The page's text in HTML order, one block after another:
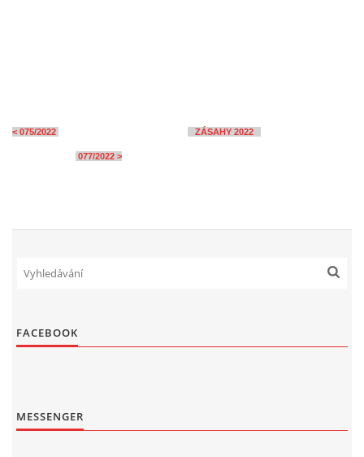
< 075/2022 ZÁSAHY 2022
077/2022 >
FACEBOOK
MESSENGER